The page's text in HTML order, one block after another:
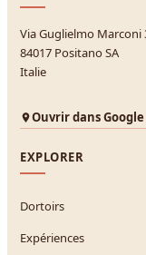
Via Guglielmo Marconi
84017 Positano SA
Italie
Ouvrir dans
EXPLORER
Dortoirs
Expériences